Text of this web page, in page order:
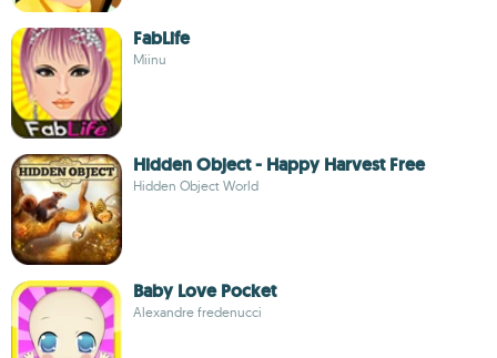
FabLife
Miinu
Hidden Object - Happy Harvest Free
Hidden Object World
Baby Love Pocket
Alexandre fredenucci